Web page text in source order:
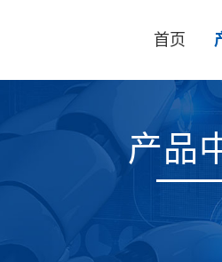
首页
产品